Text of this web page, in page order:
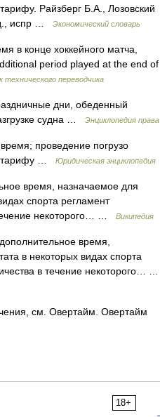
Райзберг Б.А., Лозовский
испр …
Экономический словарь
в конце хоккейного матча,
period played at the end of
технического переводчика
дни, обеденный
судна …
Энциклопедия права
проведение погрузо
тарифу …
Юридическая энциклопедия
время, назначаемое для
спорта регламент
некоторого… …
Википедия
время,
в некоторых видах спорта
в течение некоторого… …
см. Овертайм. Овертайм
18+